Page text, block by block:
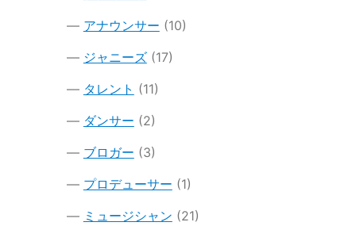
アナウンサー (10)
ジャニーズ(17)
タレント (11)
ダンサー (2)
ブロガー (3)
プロデューサー (1)
ミュージシャン (21)